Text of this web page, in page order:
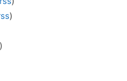
)
)